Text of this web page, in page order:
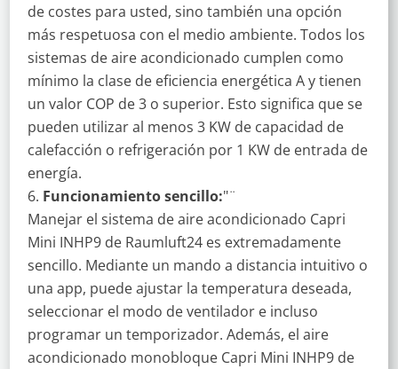
de costes para usted, sino también una opción
más respetuosa con el medio ambiente. Todos los
sistemas de aire acondicionado cumplen como
mínimo la clase de eficiencia energética A y tienen
un valor COP de 3 o superior. Esto significa que se
pueden utilizar al menos 3 KW de capacidad de
calefacción o refrigeración por 1 KW de entrada de
energía.
Funcionamiento sencillo:"¨
Manejar el sistema de aire acondicionado Capri
Mini INHP9 de Raumluft24 es extremadamente
sencillo. Mediante un mando a distancia intuitivo o
una app, puede ajustar la temperatura deseada,
seleccionar el modo de ventilador e incluso
programar un temporizador. Además, el aire
acondicionado monobloque Capri Mini INHP9 de